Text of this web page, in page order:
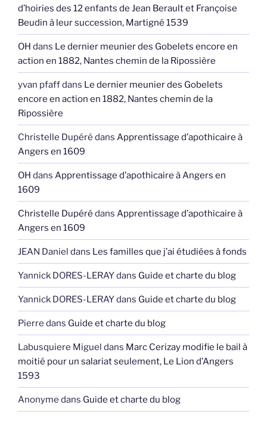
d’hoiries des 12 enfants de Jean Berault et Françoise
Beudin à leur succession, Martigné 1539
OH dans Le dernier meunier des Gobelets encore en
action en 1882, Nantes chemin de la Ripossière
yvan pfaffdans Le dernier meunier des Gobelets
encore en action en 1882, Nantes chemin de la
Ripossière
Christelle Dupéré dans Apprentissage d’apothicaire à
Angers en 1609
OH dans Apprentissage d’apothicaire à Angers en
1609
Christelle Dupéré dans Apprentissage d’apothicaire à
Angers en 1609
JEAN Daniel dans Les familles que j’ai étudiées à fonds
Yannick DORES-LERAYdans Guide et charte du blog
Yannick DORES-LERAYdans Guide et charte du blog
Pierre dans Guide et charte du blog
Labusquiere Miguel dans Marc Cerizay modifie le bail à
moitié pour un salariat seulement, Le Lion d’Angers
1593
Anonyme dans Guide et charte du blog